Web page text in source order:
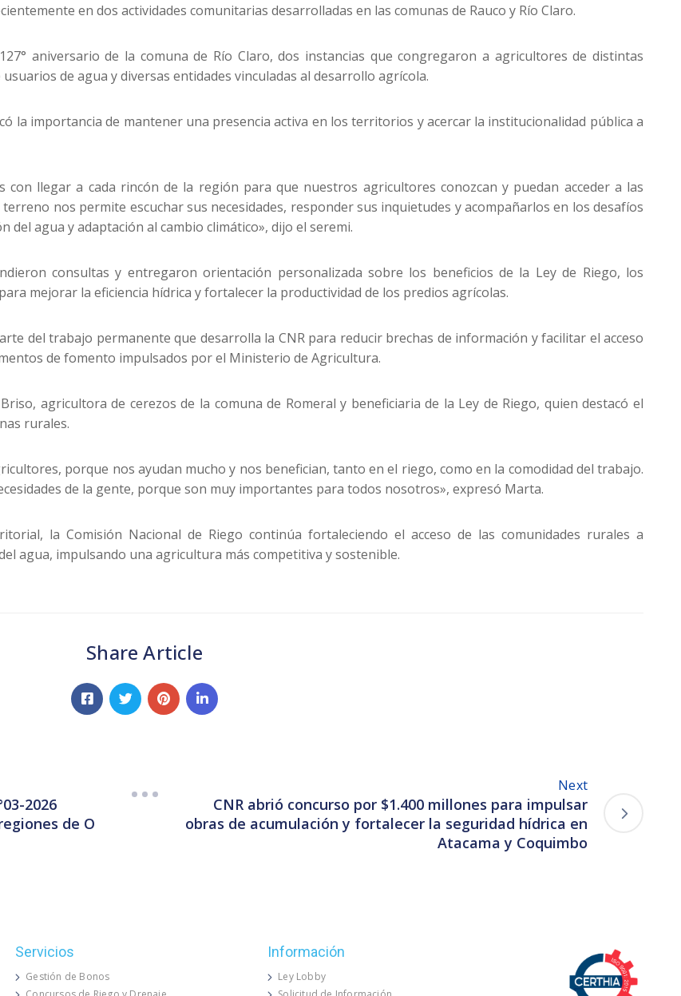
en dos actividades comunitarias desarrolladas en las comunas de Rauco y Río Claro.
aniversario de la comuna de Río Claro, dos instancias que congregaron a agricultores de distintas
de agua y diversas entidades vinculadas al desarrollo agrícola.
la importancia de mantener una presencia activa en los territorios y acercar la institucionalidad pública a
llegar a cada rincón de la región para que nuestros agricultores conozcan y puedan acceder a las
nos permite escuchar sus necesidades, responder sus inquietudes y acompañarlos en los desafíos
agua y adaptación al cambio climático», dijo el seremi.
consultas y entregaron orientación personalizada sobre los beneficios de la Ley de Riego, los
mejorar la eficiencia hídrica y fortalecer la productividad de los predios agrícolas.
del trabajo permanente que desarrolla la CNR para reducir brechas de información y facilitar el acceso
de fomento impulsados por el Ministerio de Agricultura.
agricultora de cerezos de la comuna de Romeral y beneficiaria de la Ley de Riego, quien destacó el
rurales.
porque nos ayudan mucho y nos benefician, tanto en el riego, como en la comodidad del trabajo.
de la gente, porque son muy importantes para todos nosotros», expresó Marta.
la Comisión Nacional de Riego continúa fortaleciendo el acceso de las comunidades rurales a
agua, impulsando una agricultura más competitiva y sostenible.
Share Article
2026
de O
Next
CNR abrió concurso por $1.400 millones para impulsar
obras de acumulación y fortalecer la seguridad hídrica en
Atacama y Coquimbo
Servicios
Gestión de Bonos
Información
Ley Lobby